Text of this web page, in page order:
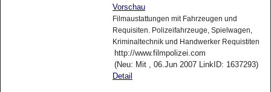
Vorschau
Filmaustattungen mit Fahrzeugen und
Requisiten. Polizeifahrzeuge, Spielwagen,
Kriminaltechnik und Handwerker Requistiten
http://www.filmpolizei.com
(Neu: Mit , 06.Jun 2007 LinkID: 1637293)
Detail